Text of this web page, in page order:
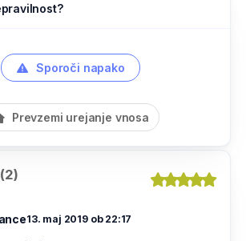
Sporoči napako
Prevzemi urejanje vnosa
13. maj 2019 ob 22:17